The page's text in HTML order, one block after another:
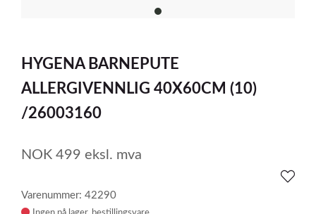
item
of
1
HYGENA BARNEPUTE
ALLERGIVENNLIG 40X60CM (10)
/26003160
NOK 499 eksl. mva
Varenummer: 42290